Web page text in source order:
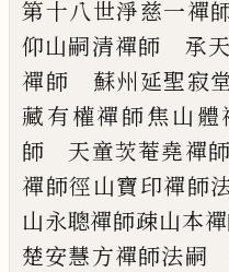
第十八世淨慈一禪
仰山嗣清禪師 承
禪師 蘇州延聖寂
藏有權禪師焦山體
師 天童茨菴堯禪師
禪師徑山寶印禪師
山永聰禪師疎山本
楚安慧方禪師法嗣